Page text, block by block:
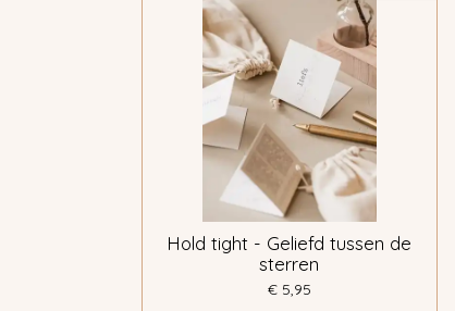
Hold tight - Geliefd tussen de
sterren
€ 5,95